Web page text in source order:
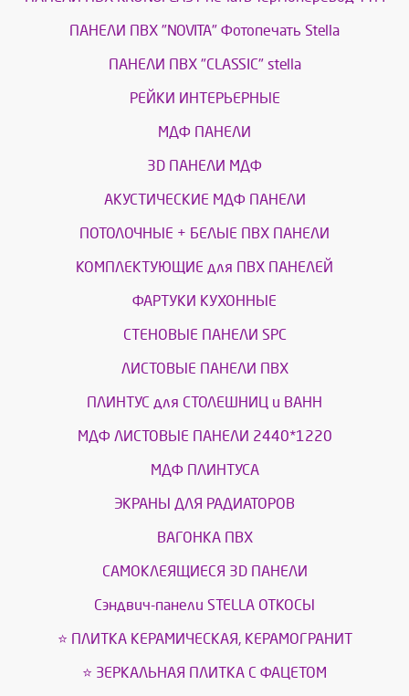
ПАНЕЛИ ПВХ "NOVITA" Фотопечать Stella
ПАНЕЛИ ПВХ "CLASSIC" stella
РЕЙКИ ИНТЕРЬЕРНЫЕ
МДФ ПАНЕЛИ
3D ПАНЕЛИ МДФ
АКУСТИЧЕСКИЕ МДФ ПАНЕЛИ
ПОТОЛОЧНЫЕ + БЕЛЫЕ ПВХ ПАНЕЛИ
КОМПЛЕКТУЮЩИЕ для ПВХ ПАНЕЛЕЙ
ФАРТУКИ КУХОННЫЕ
СТЕНОВЫЕ ПАНЕЛИ SPC
ЛИСТОВЫЕ ПАНЕЛИ ПВХ
ПЛИНТУС для СТОЛЕШНИЦ и ВАНН
МДФ ЛИСТОВЫЕ ПАНЕЛИ 2440*1220
МДФ ПЛИНТУСА
ЭКРАНЫ ДЛЯ РАДИАТОРОВ
ВАГОНКА ПВХ
САМОКЛЕЯЩИЕСЯ 3D ПАНЕЛИ
Сэндвич-панели STELLA ОТКОСЫ
⭐ ПЛИТКА КЕРАМИЧЕСКАЯ, КЕРАМОГРАНИТ
⭐ ЗЕРКАЛЬНАЯ ПЛИТКА С ФАЦЕТОМ